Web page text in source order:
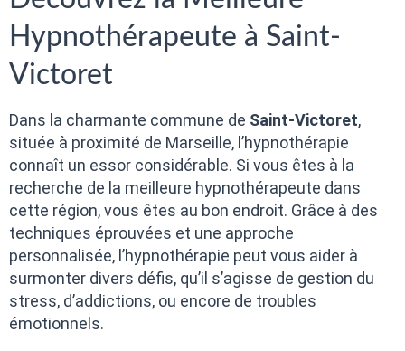
Hypnothérapeute à Saint-
Victoret
Dans la charmante commune de Saint-Victoret,
située à proximité de Marseille, l’hypnothérapie
connaît un essor considérable. Si vous êtes à la
recherche de la meilleure hypnothérapeute dans
cette région, vous êtes au bon endroit. Grâce à des
techniques éprouvées et une approche
personnalisée, l’hypnothérapie peut vous aider à
surmonter divers défis, qu’il s’agisse de gestion du
stress, d’addictions, ou encore de troubles
émotionnels.